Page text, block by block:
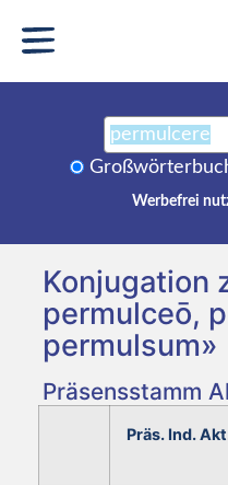
Werbefrei
Konjugation
permulceō,
permulsum»
Präsensstamm
Präs. Ind.